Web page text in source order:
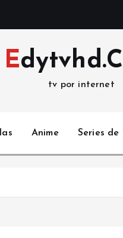
tv por internet
Anime Series de